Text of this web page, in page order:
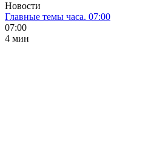
Новости
Главные темы часа. 07:00
07:00
4 мин